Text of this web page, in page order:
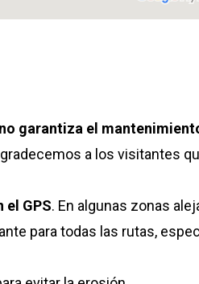
garantiza el
a los visitantes
el GPS. En algunas zonas
para todas las rutas,